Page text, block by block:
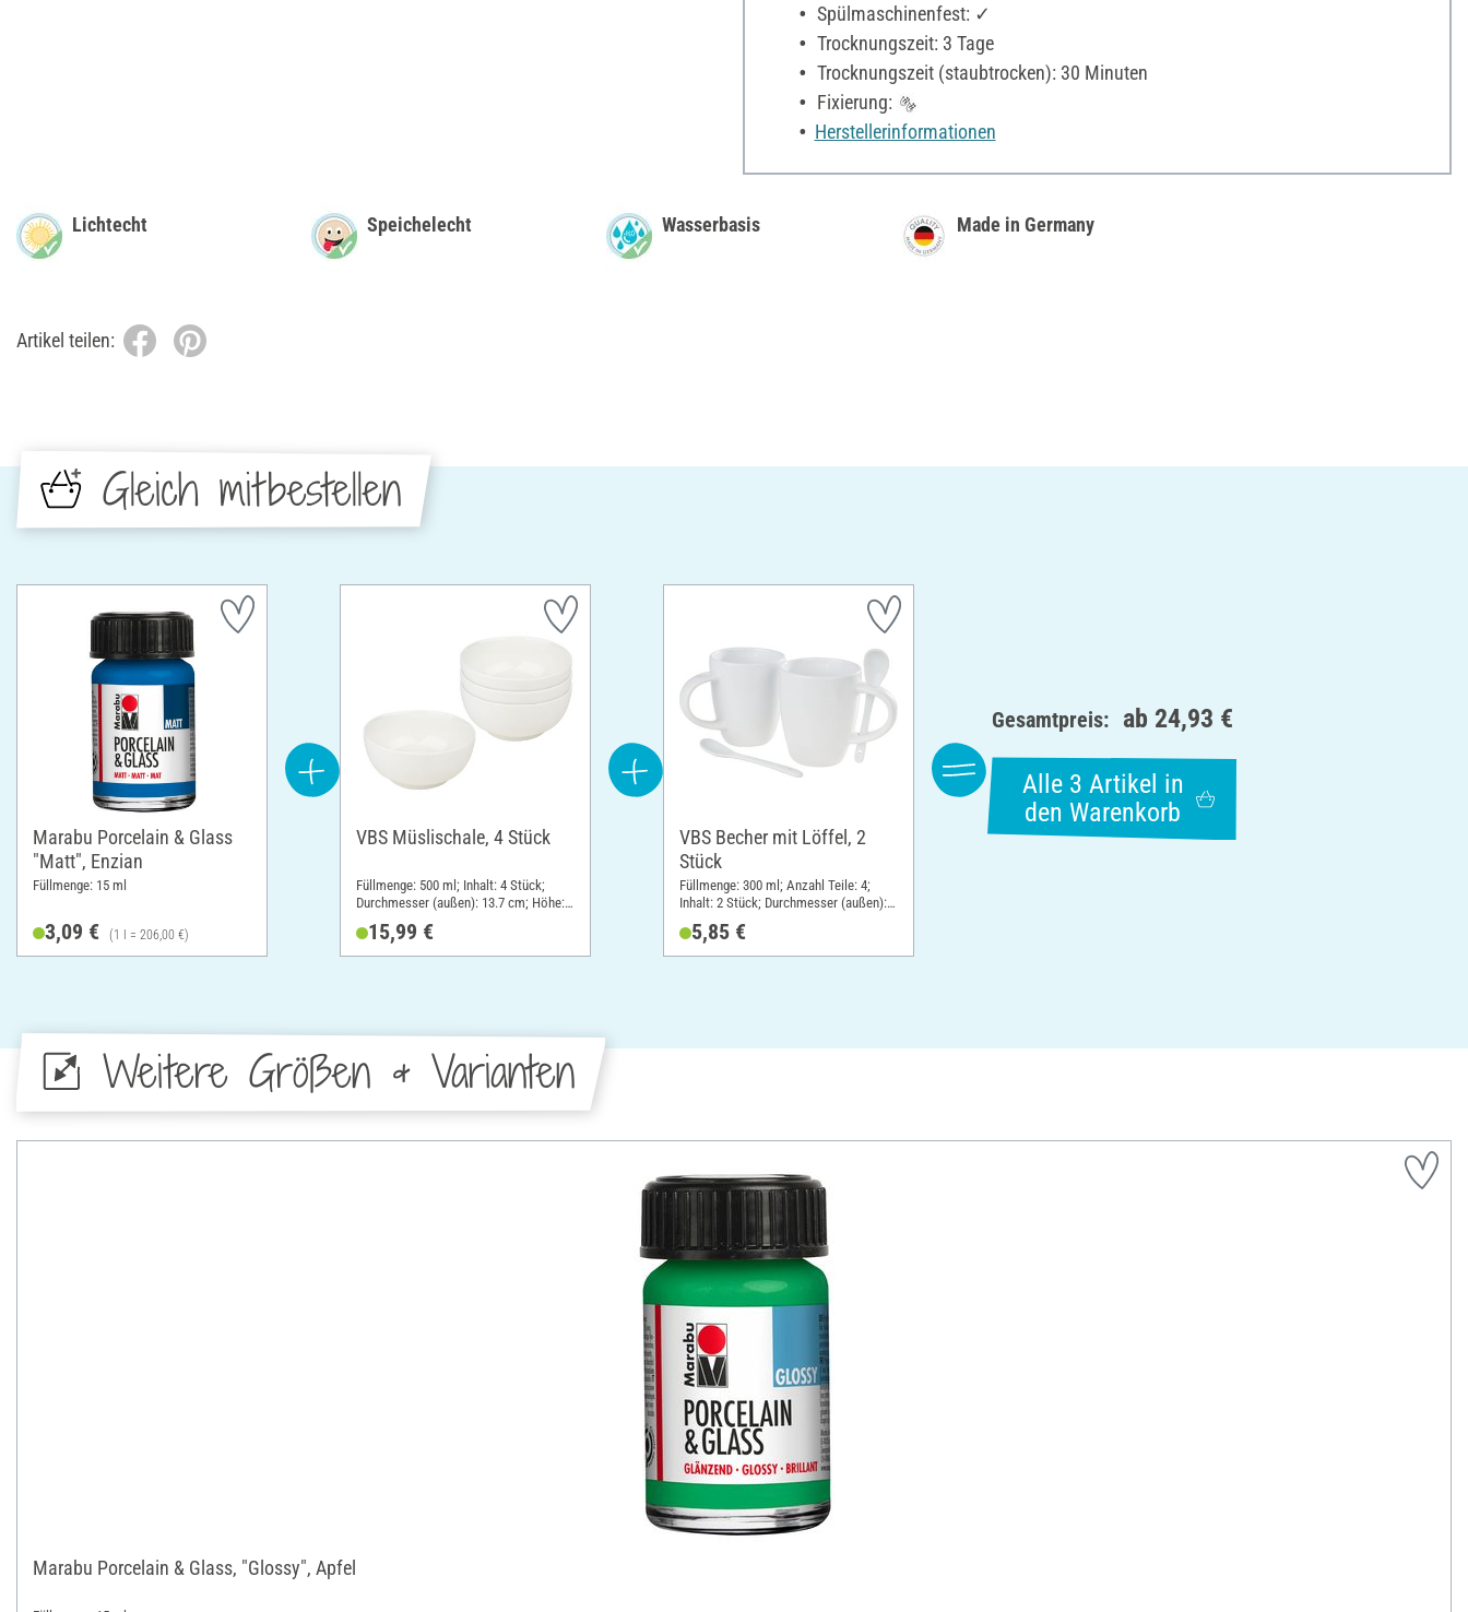
Spülmaschinenfest: ✓
Trocknungszeit: 3 Tage
Trocknungszeit (staubtrocken): 30 Minuten
Fixierung:
Herstellerinformationen
Lichtecht Speichelecht Wasserbasis Made in Germany
Artikel teilen:
Gleich mitbestellen
Marabu Porcelain & Glass
"Matt", Enzian
Füllmenge: 15 ml
3,09 € (1 l = 206,00 €)
VBS Müslischale, 4 Stück
Füllmenge: 500 ml; Inhalt: 4 Stück;
Durchmesser (außen): 13.7 cm; Höhe:
15,99 €
VBS Becher mit Löffel, 2
Stück
Füllmenge: 300 ml; Anzahl Teile: 4;
Inhalt: 2 Stück; Durchmesser (außen):
Porzellan
5,85 €
Gesamtpreis: ab 24,93 €
Alle 3 Artikel in
den Warenkorb
Weitere Größen & Varianten
Marabu Porcelain & Glass, "Glossy", Apfel